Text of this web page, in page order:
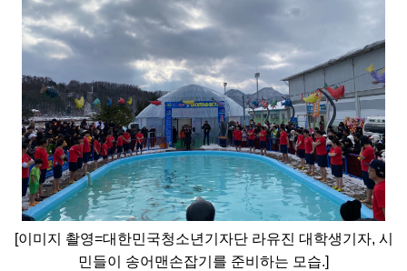
[이미지 촬영=대한민국청소년기자단 라유진 대학생기자, 시
민들이 송어맨손잡기를 준비하는 모습.]